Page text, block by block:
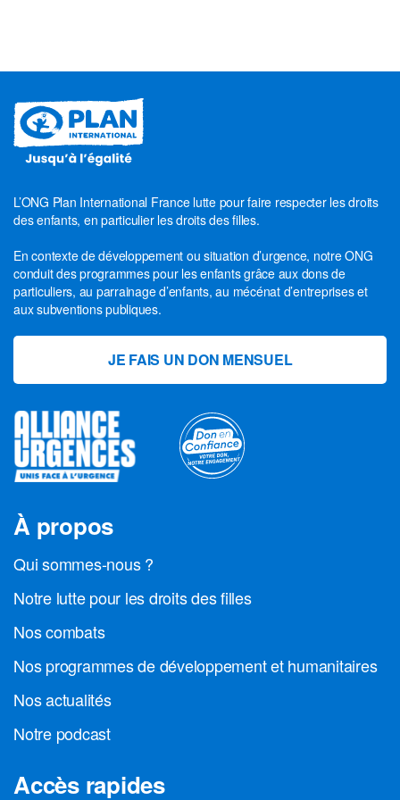
L’ONG Plan International France lutte pour faire respecter les droits
des enfants, en particulier les droits des filles.
En contexte de développement ou situation d’urgence, notre ONG
conduit des programmes pour les enfants grâce aux dons de
particuliers, au parrainage d’enfants, au mécénat d’entreprises et
aux subventions publiques.
JE FAIS UN DON MENSUEL
À propos
Qui sommes-nous ?
Notre lutte pour les droits des filles
Nos combats
Nos programmes de développement et humanitaires
Nos actualités
Notre podcast
Accès rapides